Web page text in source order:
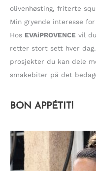
olivenhøsting, friterte
Min gryende interesse
Hos EVAiPROVENCE vil
retter stort sett hver
prosjekter du kan dele
smakebiter på det
BON APPÉTIT!